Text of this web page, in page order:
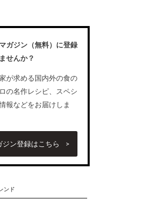
ガジン（無料）に登録
せんか？
が求める国内外の食の
の名作レシピ、スペシ
報などをお届けしま
ジン登録はこちら
ンド